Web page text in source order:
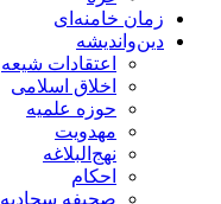
زمان خامنه‌ای
دین‌واندیشه
اعتقادات شیعه
اخلاق اسلامی
حوزه علمیه
مهدویت
نهج‌البلاغه
احکام
صحیفه سجادیه